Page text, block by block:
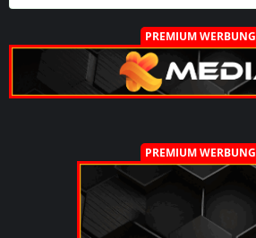
PREMIUM WERBUNG
PREMIUM WERBUNG